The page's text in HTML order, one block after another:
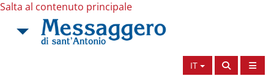
Salta al contenuto principale
IT